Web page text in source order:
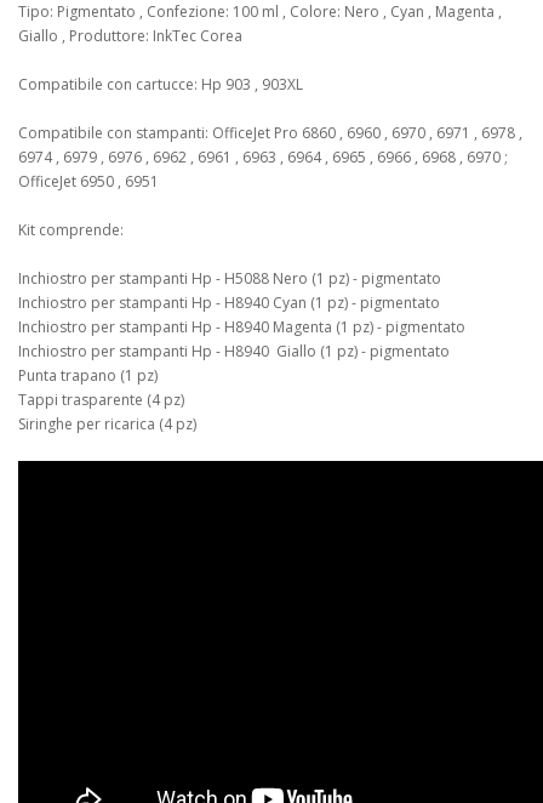
Tipo: Pigmentato , Confezione: 100 ml , Colore: Nero , Cyan , Magenta ,
Giallo , Produttore: InkTec Corea
Compatibile con cartucce: Hp 903 , 903XL
Compatibile con stampanti: OfficeJet Pro 6860 , 6960 , 6970 , 6971 , 6978 ,
6974 , 6979 , 6976 , 6962 , 6961 , 6963 , 6964 , 6965 , 6966 , 6968 , 6970 ;
OfficeJet 6950 , 6951
Kit comprende:
Inchiostro per stampanti Hp - H5088 Nero (1 pz) - pigmentato
Inchiostro per stampanti Hp - H8940 Cyan (1 pz) - pigmentato
Inchiostro per stampanti Hp - H8940 Magenta (1 pz) - pigmentato
Inchiostro per stampanti Hp - H8940 Giallo (1 pz) - pigmentato
Punta trapano (1 pz)
Tappi trasparente (4 pz)
Siringhe per ricarica (4 pz)